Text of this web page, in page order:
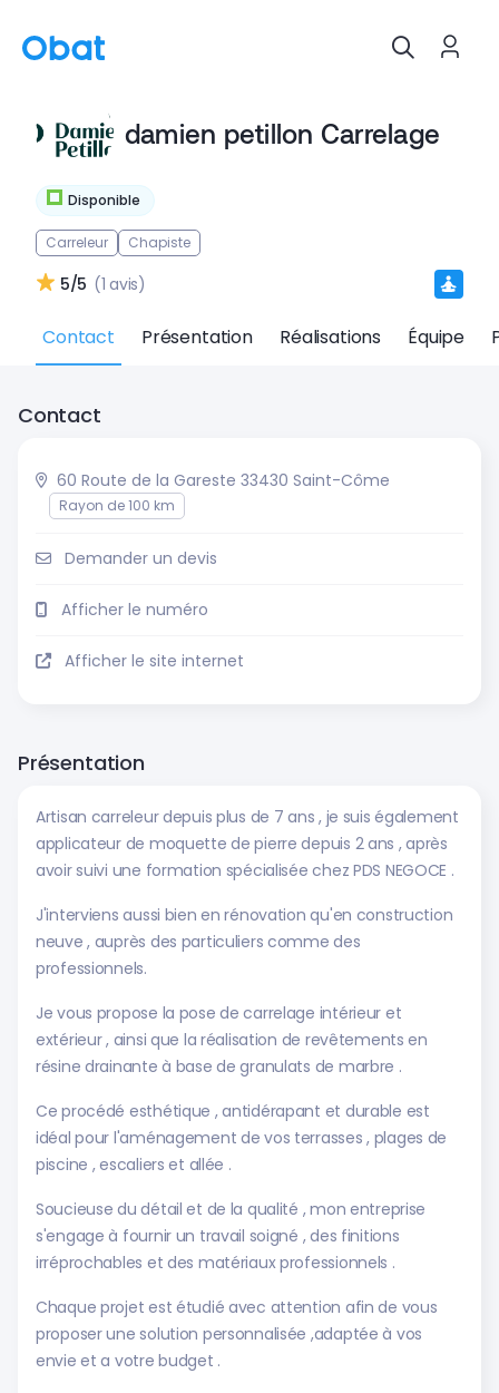
Disponible
damien petillon Carrelage
Carreleur Chapiste
5/5 (1 avis)
Contact Présentation Réalisations Équipe
Contact
60 Route de la Gareste 33430 Saint-Côme
Rayon de 100 km
Demander un devis
Afficher le numéro
Afficher le site internet
Présentation
Artisan carreleur depuis plus de 7 ans , je suis également
applicateur de moquette de pierre depuis 2 ans , après
avoir suivi une formation spécialisée chez PDS NEGOCE .
J'interviens aussi bien en rénovation qu'en construction
neuve , auprès des particuliers comme des
professionnels.
Je vous propose la pose de carrelage intérieur et
extérieur , ainsi que la réalisation de revêtements en
résine drainante à base de granulats de marbre .
Ce procédé esthétique , antidérapant et durable est
idéal pour l'aménagement de vos terrasses , plages de
piscine , escaliers et allée .
Soucieuse du détail et de la qualité , mon entreprise
s'engage à fournir un travail soigné , des finitions
irréprochables et des matériaux professionnels .
Chaque projet est étudié avec attention afin de vous
proposer une solution personnalisée ,adaptée à vos
envie et a votre budget .